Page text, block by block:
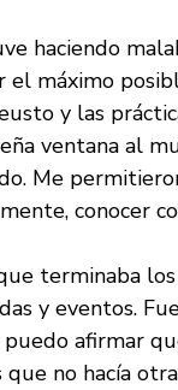
haciendo
el máximo
y las
ventana al
Me
conocer
terminaba
y eventos.
afirmar
que no hacía